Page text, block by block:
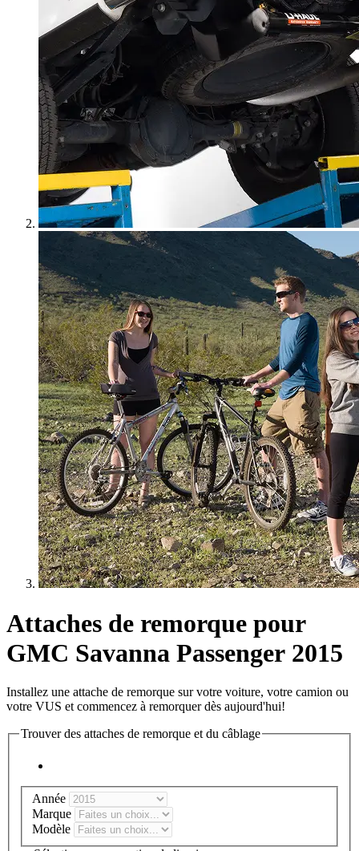
Attaches de remorque pour
GMC Savanna Passenger 2015
Installez une attache de remorque sur votre voiture, votre camion ou
votre VUS et commencez à remorquer dès aujourd'hui!
Trouver des attaches de remorque et du câblage
Année
Marque
Modèle